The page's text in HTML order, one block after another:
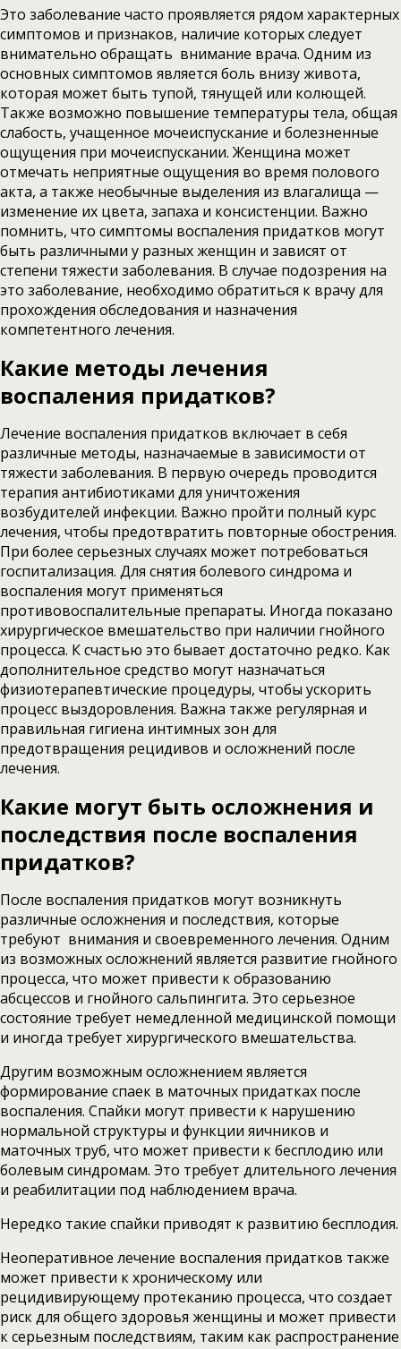
Это заболевание часто проявляется рядом характерных
симптомов и признаков, наличие которых следует
внимательно обращать внимание врача. Одним из
основных симптомов является боль внизу живота,
которая может быть тупой, тянущей или колющей.
Также возможно повышение температуры тела, общая
слабость, учащенное мочеиспускание и болезненные
ощущения при мочеиспускании. Женщина может
отмечать неприятные ощущения во время полового
акта, а также необычные выделения из влагалища —
изменение их цвета, запаха и консистенции. Важно
помнить, что симптомы воспаления придатков могут
быть различными у разных женщин и зависят от
степени тяжести заболевания. В случае подозрения на
это заболевание, необходимо обратиться к врачу для
прохождения обследования и назначения
компетентного лечения.
Какие методы лечения
воспаления придатков?
Лечение воспаления придатков включает в себя
различные методы, назначаемые в зависимости от
тяжести заболевания. В первую очередь проводится
терапия антибиотиками для уничтожения
возбудителей инфекции. Важно пройти полный курс
лечения, чтобы предотвратить повторные обострения.
При более серьезных случаях может потребоваться
госпитализация. Для снятия болевого синдрома и
воспаления могут применяться
противовоспалительные препараты. Иногда показано
хирургическое вмешательство при наличии гнойного
процесса. К счастью это бывает достаточно редко. Как
дополнительное средство могут назначаться
физиотерапевтические процедуры, чтобы ускорить
процесс выздоровления. Важна также регулярная и
правильная гигиена интимных зон для
предотвращения рецидивов и осложнений после
лечения.
Какие могут быть осложнения и
последствия после воспаления
придатков?
После воспаления придатков могут возникнуть
различные осложнения и последствия, которые
требуют внимания и своевременного лечения. Одним
из возможных осложнений является развитие гнойного
процесса, что может привести к образованию
абсцессов и гнойного сальпингита. Это серьезное
состояние требует немедленной медицинской помощи
и иногда требует хирургического вмешательства.
Другим возможным осложнением является
формирование спаек в маточных придатках после
воспаления. Спайки могут привести к нарушению
нормальной структуры и функции яичников и
маточных труб, что может привести к бесплодию или
болевым синдромам. Это требует длительного лечения
и реабилитации под наблюдением врача.
Нередко такие спайки приводят к развитию бесплодия.
Неоперативное лечение воспаления придатков также
может привести к хроническому или
рецидивирующему протеканию процесса, что создает
риск для общего здоровья женщины и может привести
к серьезным последствиям, таким как распространение